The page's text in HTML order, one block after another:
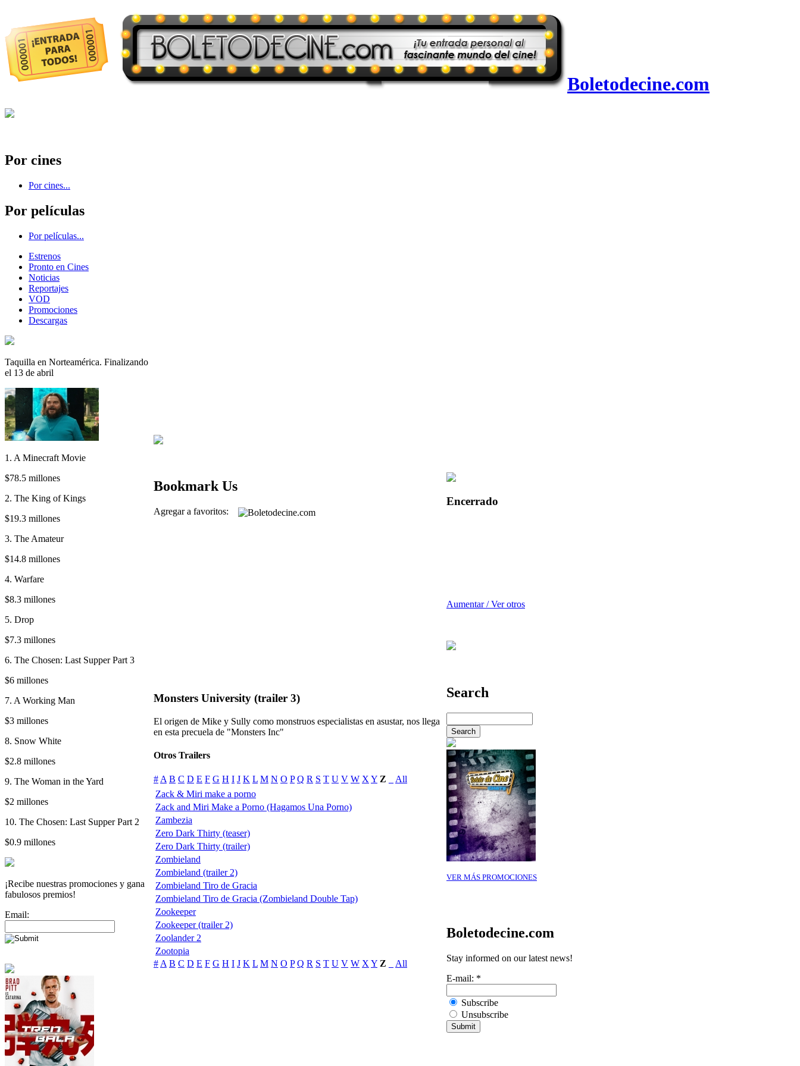
Boletodecine.com
Por cines
Por cines...
Por películas
Por películas...
Estrenos
Pronto en Cines
Noticias
Reportajes
VOD
Promociones
Descargas
Taquilla en Norteamérica. Finalizando
el 13 de abril
1. A Minecraft Movie
$78.5 millones
2. The King of Kings
$19.3 millones
3. The Amateur
$14.8 millones
4. Warfare
$8.3 millones
5. Drop
$7.3 millones
6. The Chosen: Last Supper Part 3
$6 millones
7. A Working Man
$3 millones
8. Snow White
$2.8 millones
9. The Woman in the Yard
$2 millones
10. The Chosen: Last Supper Part 2
$0.9 millones
¡Recibe nuestras promociones y gana
fabulosos premios!
Email:
Bookmark Us
Agregar a favoritos:
Monsters University (trailer 3)
El origen de Mike y Sully como monstruos especialistas en asustar, nos llega
en esta precuela de "Monsters Inc"
Otros Trailers
# A B C D E F G H I J K L M N O P Q R S T U V W X Y Z
All
Zack & Miri make a porno
Zack and Miri Make a Porno (Hagamos Una Porno)
Zambezia
Zero Dark Thirty (teaser)
Zero Dark Thirty (trailer)
Zombieland
Zombieland (trailer 2)
Zombieland Tiro de Gracia
Zombieland Tiro de Gracia (Zombieland Double Tap)
Zookeeper
Zookeeper (trailer 2)
Zoolander 2
Zootopia
# A B C D E F G H I J K L M N O P Q R S T U V W X Y Z All
Encerrado
Aumentar / Ver otros
Search
VER MÁS PROMOCIONES
Boletodecine.com
Stay informed on our latest news!
E-mail: *
Subscribe
Unsubscribe